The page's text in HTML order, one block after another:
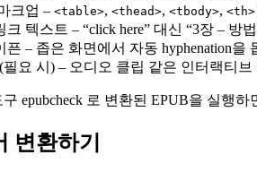
크업 – <table>, <thead>, <tbody>, <th>
크 텍스트 – “click here” 대신 “3장 –
픈 – 좁은 화면에서 자동 hyphenation을
요 시) – 오디오 클립 같은 인터랙티브
구 epubcheck 로 변환된 EPUB을 실행
변환하기